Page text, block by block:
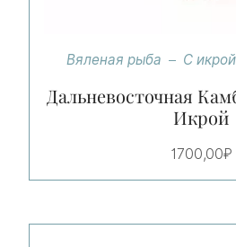
Вяленая рыба С икрой
Дальневосточная
Икрой
1700,00₽